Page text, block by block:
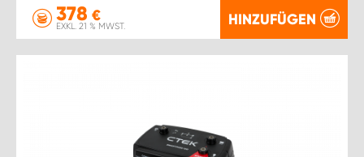
378 €
EXKL. 21 % MWST. HINZUFÜGEN